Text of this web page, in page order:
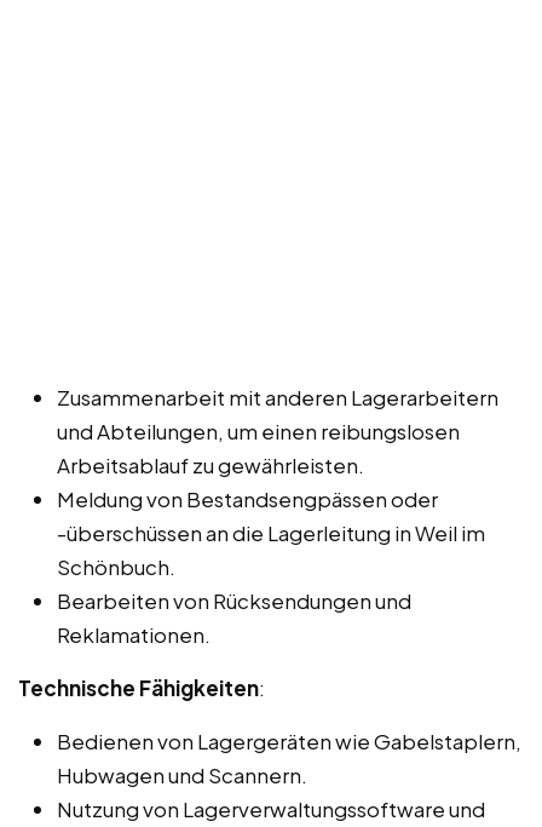
Zusammenarbeit mit anderen Lagerarbeitern
und Abteilungen, um einen reibungslosen
Arbeitsablauf zu gewährleisten.
Meldung von Bestandsengpässen oder
-überschüssen an die Lagerleitung in Weil im
Schönbuch.
Bearbeiten von Rücksendungen und
Reklamationen.
Technische Fähigkeiten:
Bedienen von Lagergeräten wie Gabelstaplern,
Hubwagen und Scannern.
Nutzung von Lagerverwaltungssoftware und